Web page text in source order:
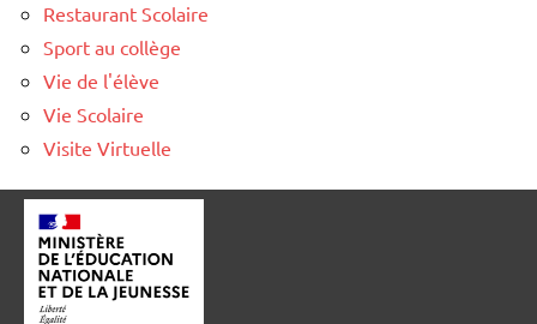
Restaurant Scolaire
Sport au collège
Vie de l'élève
Vie Scolaire
Visite Virtuelle